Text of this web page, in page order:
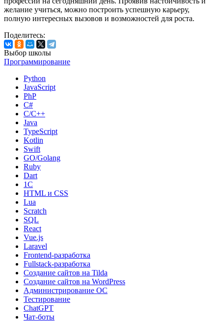
желание учиться, можно построить успешную карьеру,
полную интересных вызовов и возможностей для роста.
Поделитесь:
Выбор школы
Программирование
Python
JavaScript
PhP
C#
С/C++
Java
TypeScript
Kotlin
Swift
GO/Golang
Ruby
Dart
1С
HTML и CSS
Lua
Scratch
SQL
React
Vue.js
Laravel
Frontend-разработка
Fullstack-разработка
Создание сайтов на Tilda
Создание сайтов на WordPress
Администрирование ОС
Тестирование
ChatGPT
Чат-боты